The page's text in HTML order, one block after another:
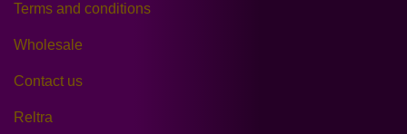
Terms and conditions
Wholesale
Contact us
Reltra